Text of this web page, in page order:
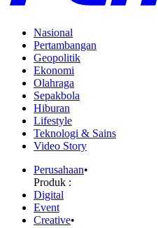
Nasional
Pertambangan
Geopolitik
Ekonomi
Olahraga
Sepakbola
Hiburan
Lifestyle
Teknologi & Sains
Video Story
Perusahaan•
Produk :
Digital
Event
Creative•